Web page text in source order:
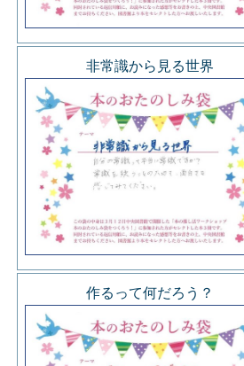
非常識から見る世界
作るって何だろう？